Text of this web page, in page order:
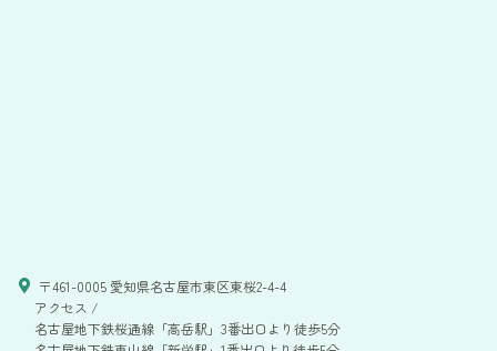
〒461-0005 愛知県名古屋市東区東桜2-4-4
アクセス /
名古屋地下鉄桜通線「高岳駅」3番出口より徒歩5分